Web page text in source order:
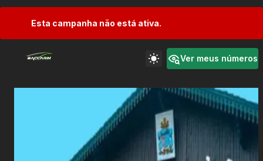
Esta campanha não está ativa.
Ver meus números